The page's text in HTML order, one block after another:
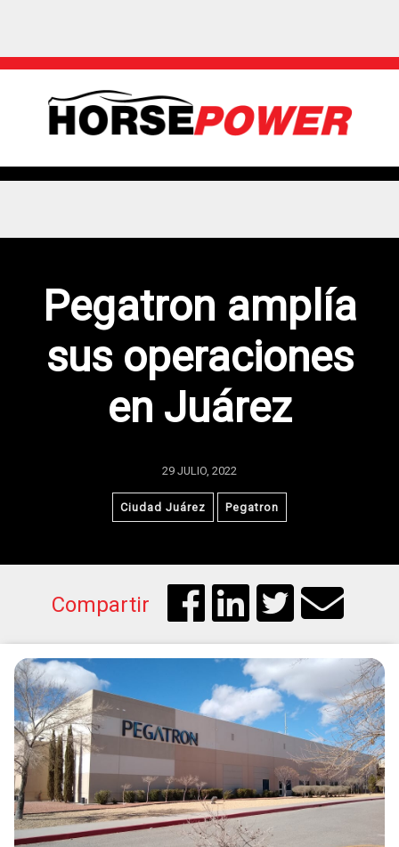
Pegatron amplía
sus operaciones
en Juárez
29 JULIO, 2022
Ciudad Juárez Pegatron
Compartir